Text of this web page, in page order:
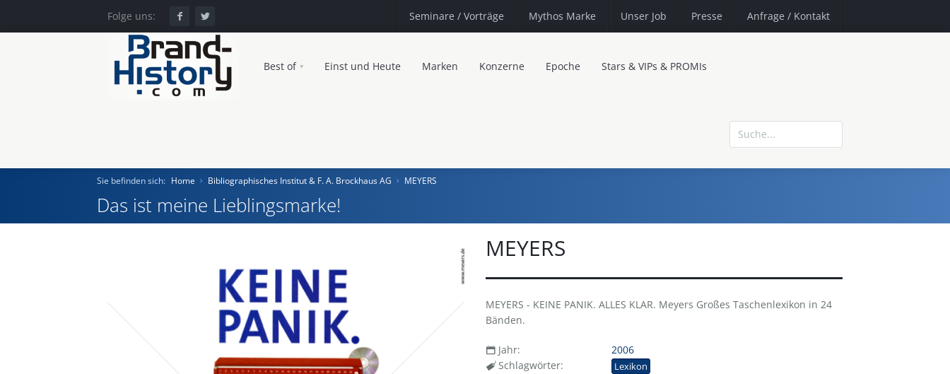
Folge uns: Seminare / Vorträge Mythos Marke Unser Job Presse Anfrage / Kontakt
Best of Einst und Heute Marken Konzerne Epoche Stars & VIPs & PROMIs
Sie befinden sich: Home Bibliographisches Institut & F. A. Brockhaus AG MEYERS
Das ist meine Lieblingsmarke!
MEYERS
MEYERS - KEINE PANIK. ALLES KLAR. Meyers Großes Taschenlexikon in 24
Bänden.
Jahr:
2006
Schlagwörter:
Lexikon